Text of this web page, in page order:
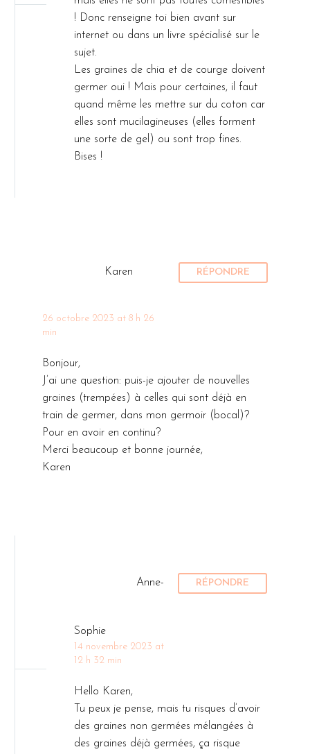
! Donc renseigne toi bien avant sur
internet ou dans un livre spécialisé sur le
sujet.
Les graines de chia et de courge doivent
germer oui ! Mais pour certaines, il faut
quand même les mettre sur du coton car
elles sont mucilagineuses (elles forment
une sorte de gel) ou sont trop fines.
Bises !
Karen
26 octobre 2023 at 8 h 26
min
RÉPONDRE
Bonjour,
J’ai une question: puis-je ajouter de nouvelles
graines (trempées) à celles qui sont déjà en
train de germer, dans mon germoir (bocal)?
Pour en avoir en continu?
Merci beaucoup et bonne journée,
Karen
Anne-
Sophie
14 novembre 2023 at
12 h 32 min
RÉPONDRE
Hello Karen,
Tu peux je pense, mais tu risques d’avoir
des graines non germées mélangées à
des graines déjà germées, ça risque